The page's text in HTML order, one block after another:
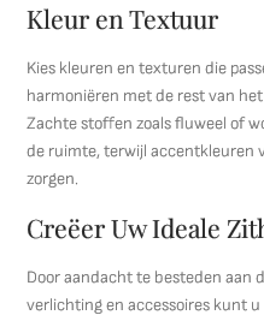
Kleur en Textuur
Kies kleuren en texturen die
harmoniëren met de rest van
Zachte stoffen zoals fluweel of
de ruimte, terwijl accentkleuren
zorgen.
Creëer Uw Ideale
Door aandacht te besteden aan
verlichting en accessoires kunt